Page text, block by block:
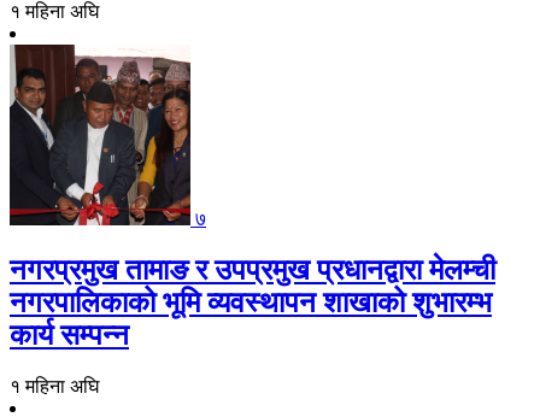
१ महिना अघि
७
नगरप्रमुख तामाङ र उपप्रमुख प्रधानद्वारा मेलम्ची
नगरपालिकाको भूमि व्यवस्थापन शाखाको शुभारम्भ
कार्य सम्पन्न
१ महिना अघि